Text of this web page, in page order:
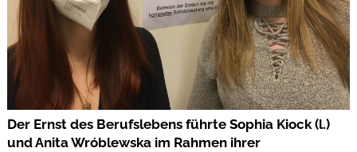
Der Ernst des Berufslebens führte Sophia Kiock (l.)
und Anita Wróblewska im Rahmen ihrer